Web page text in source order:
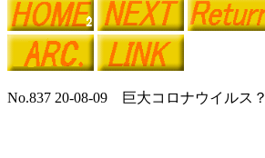
No.837 20-08-09 巨大コロナウイルス？